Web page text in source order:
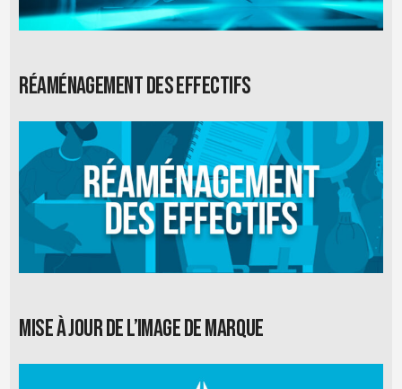
Réaménagement des effectifs
Mise à jour de l’image de marque